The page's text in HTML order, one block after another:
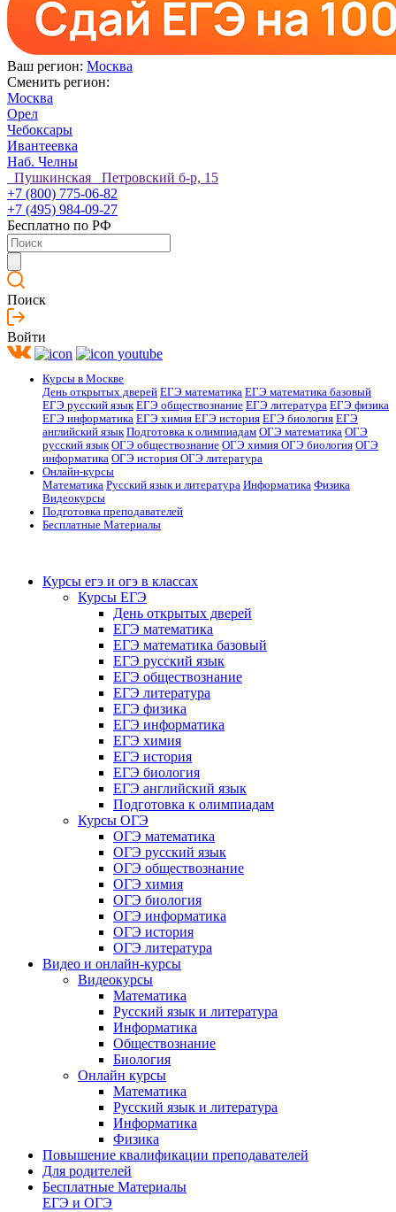
Ваш регион: Москва
Сменить регион:
Москва
Орел
Чебоксары
Ивантеевка
Наб. Челны
Пушкинская Петровский б-р, 15
+7 (800) 775-06-82
+7 (495) 984-09-27
Бесплатно по РФ
Поиск
Войти
Курсы в Москве
День открытых дверей ЕГЭ математика ЕГЭ математика базовый
ЕГЭ русский язык ЕГЭ обществознание ЕГЭ литература ЕГЭ физика
ЕГЭ информатика ЕГЭ химия ЕГЭ история ЕГЭ биология ЕГЭ
английский язык Подготовка к олимпиадам ОГЭ математика ОГЭ
русский язык ОГЭ обществознание ОГЭ химия ОГЭ биология ОГЭ
информатика ОГЭ история ОГЭ литература
Онлайн-курсы
Математика Русский язык и литература Информатика Физика
Видеокурсы
Подготовка преподавателей
Бесплатные Материалы
Курсы егэ и огэ в классах
Курсы ЕГЭ
День открытых дверей
ЕГЭ математика
ЕГЭ математика базовый
ЕГЭ русский язык
ЕГЭ обществознание
ЕГЭ литература
ЕГЭ физика
ЕГЭ информатика
ЕГЭ химия
ЕГЭ история
ЕГЭ биология
ЕГЭ английский язык
Подготовка к олимпиадам
Курсы ОГЭ
ОГЭ математика
ОГЭ русский язык
ОГЭ обществознание
ОГЭ химия
ОГЭ биология
ОГЭ информатика
ОГЭ история
ОГЭ литература
Видео и онлайн-курсы
Видеокурсы
Математика
Русский язык и литература
Информатика
Обществознание
Биология
Онлайн курсы
Математика
Русский язык и литература
Информатика
Физика
Повышение квалификации преподавателей
Для родителей
Бесплатные Материалы
ЕГЭ и ОГЭ